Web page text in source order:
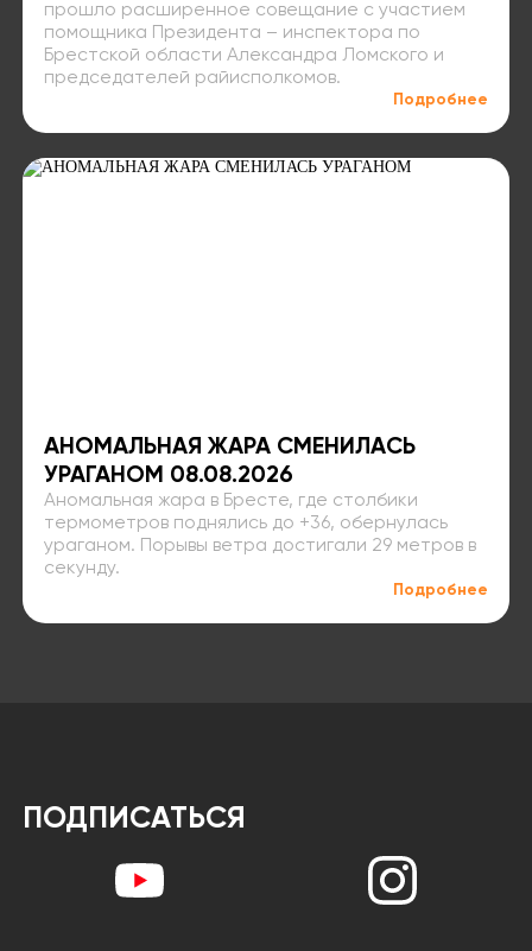
прошло расширенное совещание с участием
помощника Президента – инспектора по
Брестской области Александра Ломского и
председателей райисполкомов.
Подробнее
АНОМАЛЬНАЯ ЖАРА СМЕНИЛАСЬ
УРАГАНОМ 08.08.2026
Аномальная жара в Бресте, где столбики
термометров поднялись до +36, обернулась
ураганом. Порывы ветра достигали 29 метров в
секунду.
Подробнее
ПОДПИСАТЬСЯ